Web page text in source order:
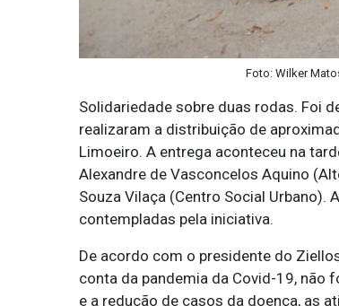
Foto: Wilker
Solidariedade sobre duas rodas. Foi
realizaram a distribuição de
Limoeiro. A entrega aconteceu na
Alexandre de Vasconcelos Aquino
Souza Vilaça (Centro Social Urbano).
contempladas pela iniciativa.
De acordo com o presidente do
conta da pandemia da Covid-19, não
e a redução de casos da doença, as